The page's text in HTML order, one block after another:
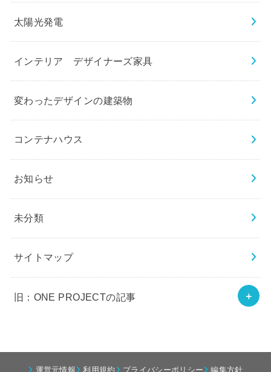
太陽光発電
インテリア デザイナーズ家具
変わったデザインの建築物
コンテナハウス
お知らせ
未分類
サイトマップ
旧：ONE PROJECTの記事
運営元情報 利用規約 プライバシーポリシー 編集方針